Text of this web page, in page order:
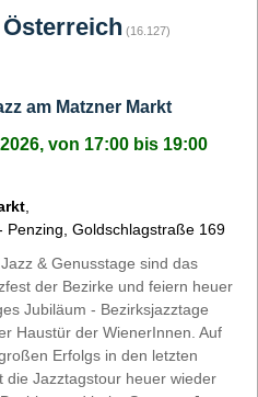
(16.127)
am Matzner Markt
von 17:00 bis 19:00
Penzing ,Goldschlagstraße 169
& Genusstage sind das
der Bezirke und feiern heuer
Jubiläum - Bezirksjazztage
Haustür der WienerInnen. Auf
Erfolgs in den letzten
die Jazztagstour heuer wieder